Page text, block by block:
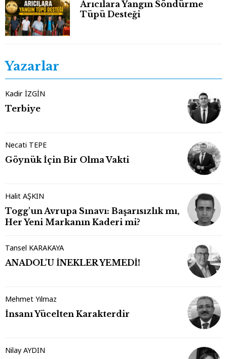
Arıcılara Yangın Söndürme
Tüpü Desteği
Yazarlar
Kadir İZGİN
Terbiye
Necati TEPE
Göynük İçin Bir Olma Vakti
Halit AŞKIN
Togg'un Avrupa Sınavı: Başarısızlık mı,
Her Yeni Markanın Kaderi mi?
Tansel KARAKAYA
ANADOL'U İNEKLER YEMEDİ!
Mehmet Yılmaz
İnsanı Yücelten Karakterdir
Nilay AYDIN